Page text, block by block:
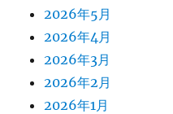
2026年5月
2026年4月
2026年3月
2026年2月
2026年1月